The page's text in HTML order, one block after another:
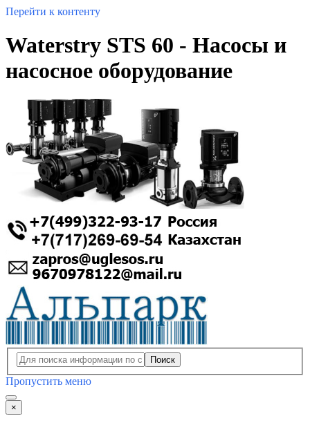
Перейти к контенту
Waterstry STS 60 - Насосы и
насосное оборудование
Поиск
Пропустить меню
×